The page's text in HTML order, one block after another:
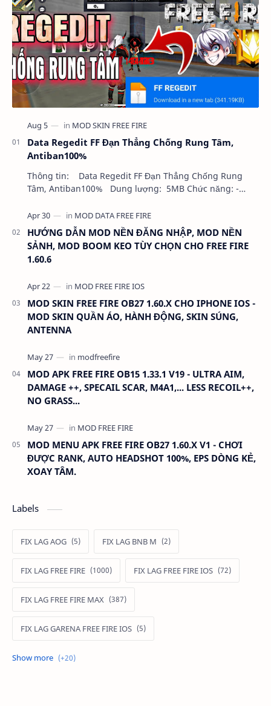
Data Regedit FF Đạn Thẳng Chống Rung Tâm,
Antiban100%
Thông tin: Data Regedit FF Đạn Thẳng Chống Rung
Tâm, Antiban100% Dung lượng: 5MB Chức năng: -
HƯỚNG DẪN MOD NỀN ĐĂNG NHẬP, MOD NỀN
SẢNH, MOD BOOM KEO TÙY CHỌN CHO FREE FIRE
1.60.6
MOD SKIN FREE FIRE OB27 1.60.X CHO IPHONE IOS -
MOD SKIN QUẦN ÁO, HÀNH ĐỘNG, SKIN SÚNG,
ANTENNA
MOD APK FREE FIRE OB15 1.33.1 V19 - ULTRA AIM,
DAMAGE ++, SPECAIL SCAR, M4A1,... LESS RECOIL++,
NO GRASS...
MOD MENU APK FREE FIRE OB27 1.60.X V1 - CHƠI
ĐƯỢC RANK, AUTO HEADSHOT 100%, EPS DÒNG KẺ,
XOAY TÂM.
Labels
FIX LAG AOG FIX LAG BNB M
FIX LAG FREE FIRE FIX LAG FREE FIRE IOS
FIX LAG FREE FIRE MAX
FIX LAG GARENA FREE FIRE IOS
FIX LAG LIÊN QUÂN MOBILE